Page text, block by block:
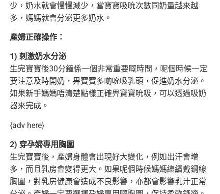
少，奶水就會慢慢減少，當寶寶吸吮次數同奶量越來越
多，媽媽就會分泌更多奶水。
產婦正確操作：
1) 刺激奶水分泌
生完寶寶後30分鐘係一個非常重要嘅時間，呢個時候一定
要注意及時開奶，畀寶寶多啲吮吸乳頭，促進奶水分泌。
如果新手媽媽唔清楚點樣正確畀寶寶吮吸，可以透過吸奶
器來完成。
{adv here}
2) 穿孕婦專用胸圍
生完寶寶後，產婦身體會出現好大變化，例如出汗會增
多，而且乳房會變得更大。如果呢個時候媽媽繼續戴鋼線
胸圍，對乳房健康會造成不良影響， 亦都會影響乳汁正常